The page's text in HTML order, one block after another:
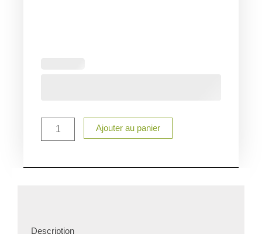
Biche
Ajouter au panier
Description